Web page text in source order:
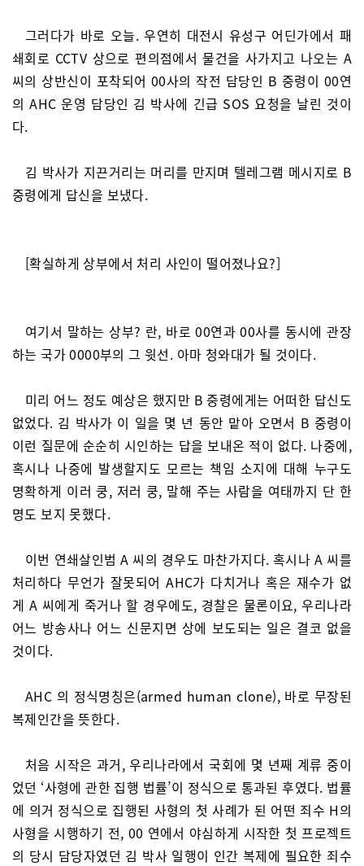
그러다가 바로 오늘. 우연히 대전시 유성구 어딘가에서 패
쇄회로 CCTV 상으로 편의점에서 물건을 사가지고 나오는 A
씨의 상반신이 포착되어 00사의 작전 담당인 B 중령이 00연
의 AHC 운영 담당인 김 박사에 긴급 SOS 요청을 날린 것이
다.
김 박사가 지끈거리는 머리를 만지며 텔레그램 메시지로 B
중령에게 답신을 보냈다.
[확실하게 상부에서 처리 사인이 떨어졌나요?]
여기서 말하는 상부? 란, 바로 00연과 00사를 동시에 관장
하는 국가 0000부의 그 윗선. 아마 청와대가 될 것이다.
미리 어느 정도 예상은 했지만 B 중령에게는 어떠한 답신도
없었다. 김 박사가 이 일을 몇 년 동안 맡아 오면서 B 중령이
이런 질문에 순순히 시인하는 답을 보내온 적이 없다. 나중에,
혹시나 나중에 발생할지도 모르는 책임 소지에 대해 누구도
명확하게 이러 쿵, 저러 쿵, 말해 주는 사람을 여태까지 단 한
명도 보지 못했다.
이번 연쇄살인범 A 씨의 경우도 마찬가지다. 혹시나 A 씨를
처리하다 무언가 잘못되어 AHC가 다치거나 혹은 재수가 없
게 A 씨에게 죽거나 할 경우에도, 경찰은 물론이요, 우리나라
어느 방송사나 어느 신문지면 상에 보도되는 일은 결코 없을
것이다.
AHC 의 정식명칭은(armed human clone), 바로 무장된
복제인간을 뜻한다.
처음 시작은 과거, 우리나라에서 국회에 몇 년째 계류 중이
었던 ‘사형에 관한 집행 법률’이 정식으로 통과된 후였다. 법률
에 의거 정식으로 집행된 사형의 첫 사례가 된 어떤 죄수 H의
사형을 시행하기 전, 00 연에서 야심하게 시작한 첫 프로젝트
의 당시 담당자였던 김 박사 일행이 인간 복제에 필요한 죄수